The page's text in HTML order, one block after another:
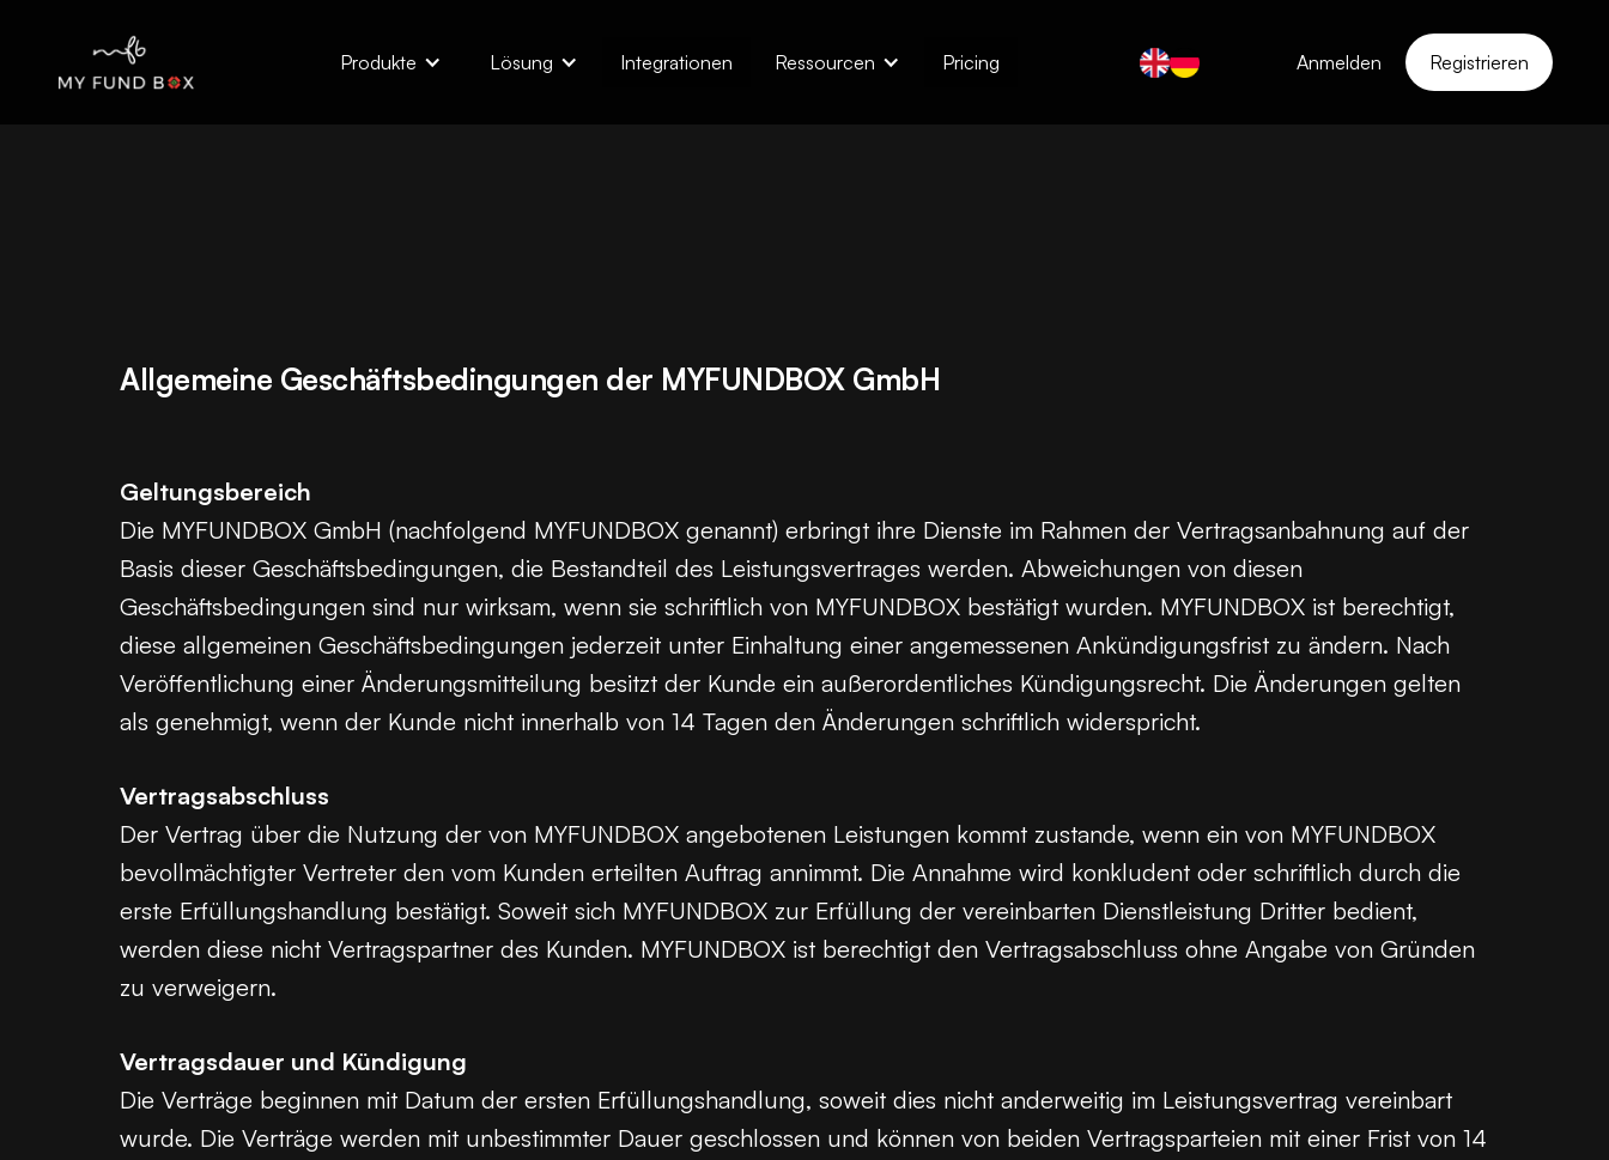
Produkte Lösung Integrationen Ressourcen Pricing Anmelden Registrieren
Allgemeine Geschäftsbedingungen der MYFUNDBOX GmbH
Geltungsbereich
Die MYFUNDBOX GmbH (nachfolgend MYFUNDBOX genannt) erbringt ihre Dienste im Rahmen der Vertragsanbahnung auf der
Basis dieser Geschäftsbedingungen, die Bestandteil des Leistungsvertrages werden. Abweichungen von diesen
Geschäftsbedingungen sind nur wirksam, wenn sie schriftlich von MYFUNDBOX bestätigt wurden. MYFUNDBOX ist berechtigt,
diese allgemeinen Geschäftsbedingungen jederzeit unter Einhaltung einer angemessenen Ankündigungsfrist zu ändern. Nach
Veröffentlichung einer Änderungsmitteilung besitzt der Kunde ein außerordentliches Kündigungsrecht. Die Änderungen gelten
als genehmigt, wenn der Kunde nicht innerhalb von 14 Tagen den Änderungen schriftlich widerspricht.
Vertragsabschluss
Der Vertrag über die Nutzung der von MYFUNDBOX angebotenen Leistungen kommt zustande, wenn ein von MYFUNDBOX
bevollmächtigter Vertreter den vom Kunden erteilten Auftrag annimmt. Die Annahme wird konkludent oder schriftlich durch die
erste Erfüllungshandlung bestätigt. Soweit sich MYFUNDBOX zur Erfüllung der vereinbarten Dienstleistung Dritter bedient,
werden diese nicht Vertragspartner des Kunden. MYFUNDBOX ist berechtigt den Vertragsabschluss ohne Angabe von Gründen
zu verweigern.
Vertragsdauer und Kündigung
Die Verträge beginnen mit Datum der ersten Erfüllungshandlung, soweit dies nicht anderweitig im Leistungsvertrag vereinbart
wurde. Die Verträge werden mit unbestimmter Dauer geschlossen und können von beiden Vertragsparteien mit einer Frist von 14